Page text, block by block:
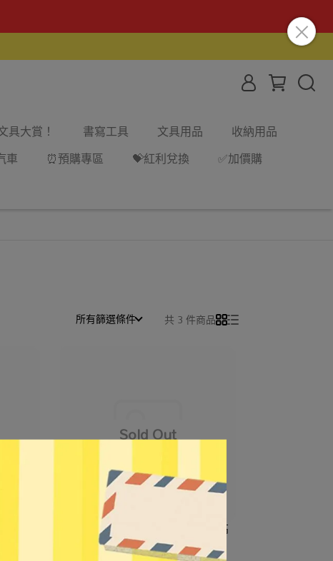
大賞！ 書寫工具 文具用品
收納用品
車 ⏰預購專區 💝紅利兌換 ✅加價購
所有篩選條件 共 3 件商品
【MERCUSYS】MW150US 水星高
效能隱形USB無線網卡